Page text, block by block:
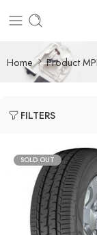
Home Product
FILTERS
SOLD OUT